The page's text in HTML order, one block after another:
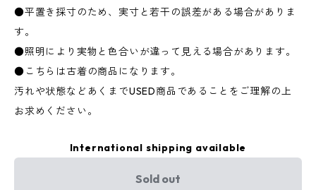
●平置き採寸のため、実寸と若干の誤差がある場合がありま
す。
●照明により実物と色合いが違って見える場合があります。
●こちらは古着の商品になります。
汚れや状態などあくまでUSED商品であることをご理解の上
お求めください。
International shipping available
Sold out